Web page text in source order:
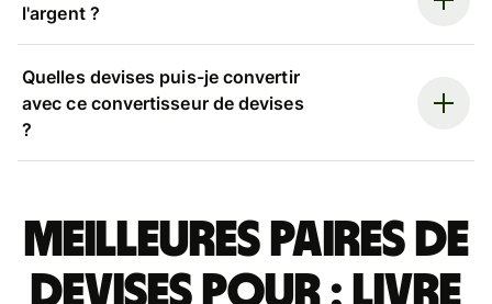
l'argent ?
Quelles devises puis-je convertir
avec ce convertisseur de devises
?
Meilleures paires de
devises pour : livre